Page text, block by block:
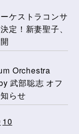
ケストラコンサ
定！新妻聖子、
Orchestra
武部聡志 オフ
らせ
10